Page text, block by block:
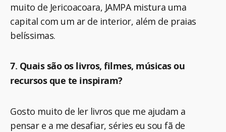
muito de Jericoacoara, JAMPA mistura uma
capital com um ar de interior, além de praias
belíssimas.
7. Quais são os livros, filmes, músicas ou
recursos que te inspiram?
Gosto muito de ler livros que me ajudam a
pensar e a me desafiar, séries eu sou fã de